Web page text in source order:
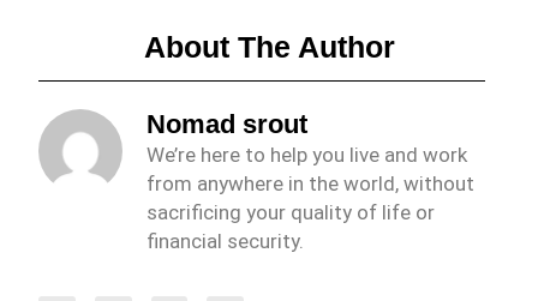
About The Author
Nomad srout
We’re here to help you live and work
from anywhere in the world, without
sacrificing your quality of life or
financial security.